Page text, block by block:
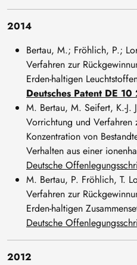
2014
Bertau, M.; Fröhlich, P.;
Verfahren zur
Erden-haltigen
Deutsches Patent DE
M. Bertau, M. Seifert, K.-J.
Vorrichtung und Verfahren
Konzentration von
Verhalten aus einer
Deutsche
M. Bertau, P. Fröhlich, T.
Verfahren zur
Erden-haltigen
Deutsche
2012